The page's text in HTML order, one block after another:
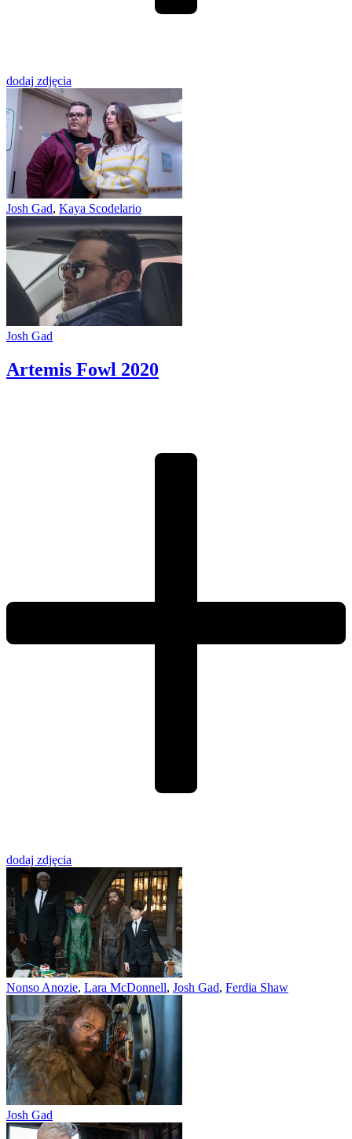
dodaj zdjęcia
Josh Gad, Kaya Scodelario
Josh Gad
Artemis Fowl 2020
dodaj zdjęcia
Nonso Anozie, Lara McDonnell, Josh Gad, Ferdia Shaw
Josh Gad